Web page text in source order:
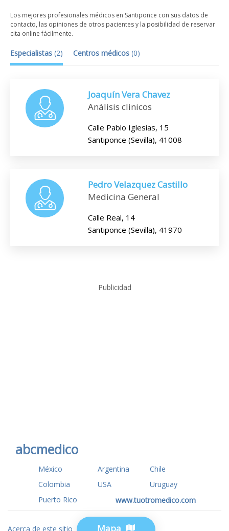
Los mejores profesionales médicos en Santiponce con sus datos de
contacto, las opiniones de otros pacientes y la posibilidad de reservar
cita online fácilmente.
Especialistas (2) Centros médicos (0)
Joaquín Vera Chavez
Análisis clinicos
Calle Pablo Iglesias, 15
Santiponce (Sevilla), 41008
Pedro Velazquez Castillo
Medicina General
Calle Real, 14
Santiponce (Sevilla), 41970
Mapa
Publicidad
abcmedico
México Argentina
Chile
Colombia
USA
Uruguay
Puerto Rico
www.tuotromedico.com
Acerca de este sitio Privacidad